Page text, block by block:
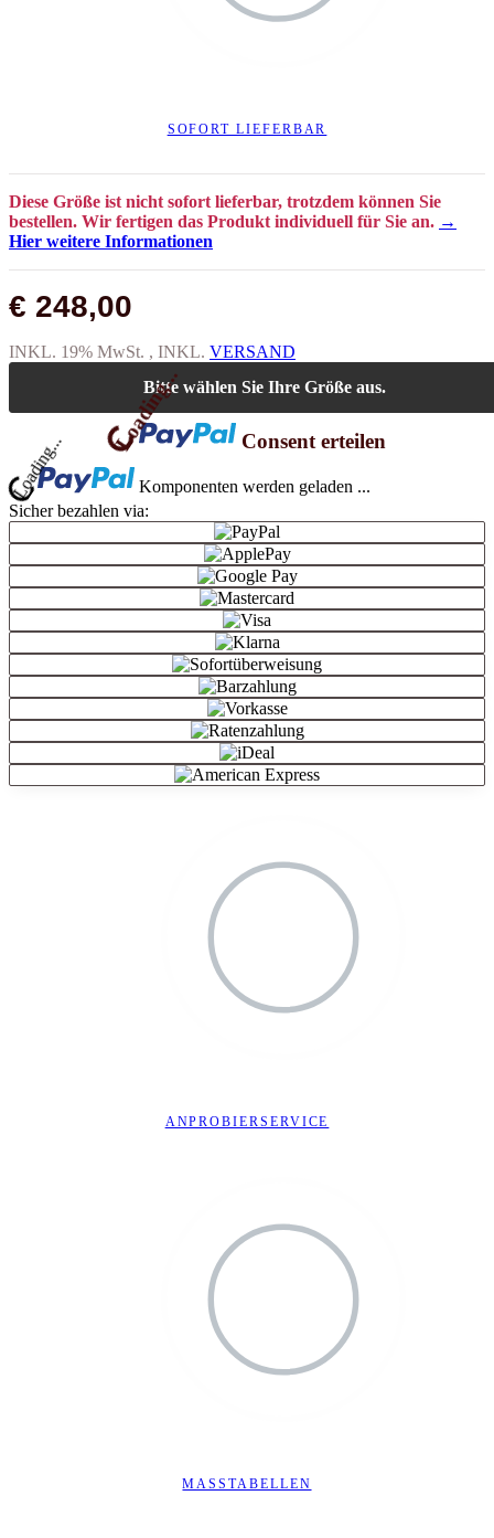
SOFORT LIEFERBAR
Diese Größe ist nicht sofort lieferbar, trotzdem können Sie
bestellen. Wir fertigen das Produkt individuell für Sie an. →
Hier weitere Informationen
€ 248,00
INKL. 19% MwSt. , INKL. VERSAND
Bitte wählen Sie Ihre Größe aus.
Loading... Consent erteilen
Komponenten werden geladen ...
Sicher bezahlen via:
ANPROBIERSERVICE
MASSTABELLEN